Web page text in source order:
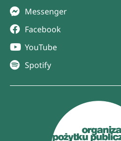
Messenger
Facebook
YouTube
Spotify